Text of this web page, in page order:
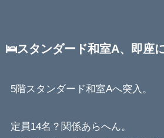
🛌スタンダード和室A、即座
5階スタンダード和室Aへ突入。
定員14名？関係あらへん。